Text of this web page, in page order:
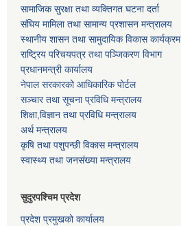
सामाजिक सुरक्षा तथा व्यक्तिगत घटना दर्ता
संघिय मामिला तथा सामान्य प्रशासन मन्त्रालय
स्थानीय शासन तथा सामुदायिक विकास कार्यक्रम
राष्ट्रिय परिचयपत्र तथा पञ्जिकरण विभाग
प्रधानमन्त्री कार्यालय
नेपाल सरकारको आधिकारिक पोर्टल
सञ्‍चार तथा सूचना प्रविधि मन्त्रालय
शिक्षा,विज्ञान तथा प्रविधि मन्त्रालय
अर्थ मन्त्रालय
कृषि तथा पशुपन्छी विकास मन्त्रालय
स्वास्थ्य तथा जनसंख्या मन्त्रालय
सुदुरपश्चिम प्रदेश
प्रदेश प्रमुखको कार्यालय